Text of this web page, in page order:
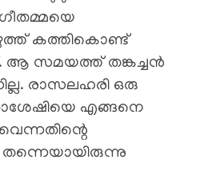
ഗീതമ്മയെ
കത്തികൊണ്ട്
ആ സമയത്ത് തങ്കച്ചൻ
രാസലഹരി ഒരു
എങ്ങനെ
തന്നെയായിരുന്നു